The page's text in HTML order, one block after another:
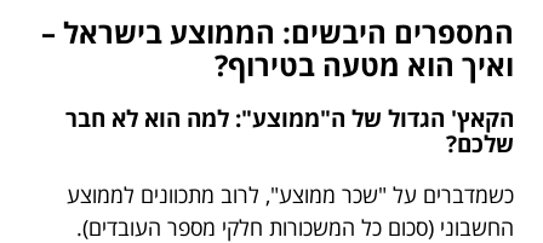
המספרים היבשים: הממוצע בישראל –
ואיך הוא מטעה בטירוף?
הקאץ' הגדול של ה"ממוצע": למה הוא לא חבר
שלכם?
כשמדברים על "שכר ממוצע", לרוב מתכוונים לממוצע
החשבוני (סכום כל המשכורות חלקי מספר העובדים).